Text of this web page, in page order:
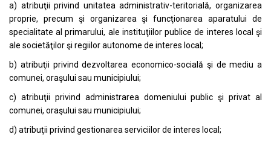
a) atribuţii privind unitatea administrativ-teritorială, organizarea
proprie, precum şi organizarea şi funcţionarea aparatului de
specialitate al primarului, ale instituţiilor publice de interes local şi
ale societăţilor şi regiilor autonome de interes local;
b) atribuţii privind dezvoltarea economico-socială şi de mediu a
comunei, oraşului sau municipiului;
c) atribuţii privind administrarea domeniului public şi privat al
comunei, oraşului sau municipiului;
d) atribuţii privind gestionarea serviciilor de interes local;